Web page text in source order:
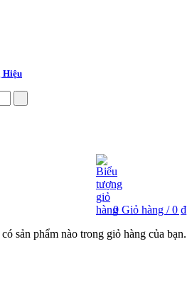
Hiệu
0 Giỏ hàng /0 ₫
sản phẩm nào trong giỏ hàng của bạn.